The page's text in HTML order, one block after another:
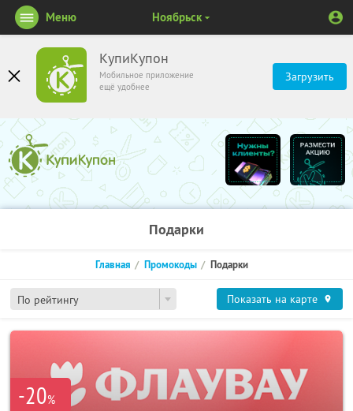
КупиКупон
Мобильное приложение
ещё удобнее
Загрузить
Меню Ноябрьск
Подарки
По рейтингу
Главная Промокоды Подарки
Показать на карте
-20%